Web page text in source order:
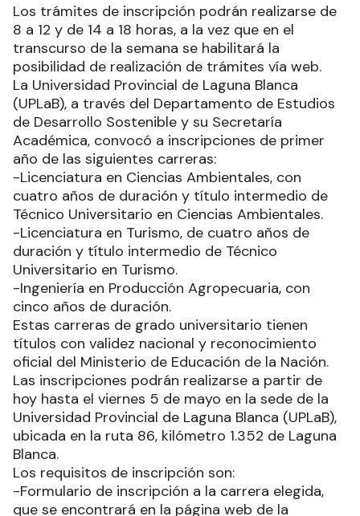
Los trámites de inscripción podrán realizarse de
8 a 12 y de 14 a 18 horas, a la vez que en el
transcurso de la semana se habilitará la
posibilidad de realización de trámites vía web.
La Universidad Provincial de Laguna Blanca
(UPLaB), a través del Departamento de Estudios
de Desarrollo Sostenible y su Secretaría
Académica, convocó a inscripciones de primer
año de las siguientes carreras:
-Licenciatura en Ciencias Ambientales, con
cuatro años de duración y título intermedio de
Técnico Universitario en Ciencias Ambientales.
-Licenciatura en Turismo, de cuatro años de
duración y título intermedio de Técnico
Universitario en Turismo.
-Ingeniería en Producción Agropecuaria, con
cinco años de duración.
Estas carreras de grado universitario tienen
títulos con validez nacional y reconocimiento
oficial del Ministerio de Educación de la Nación.
Las inscripciones podrán realizarse a partir de
hoy hasta el viernes 5 de mayo en la sede de la
Universidad Provincial de Laguna Blanca (UPLaB),
ubicada en la ruta 86, kilómetro 1.352 de Laguna
Blanca.
Los requisitos de inscripción son:
-Formulario de inscripción a la carrera elegida,
que se encontrará en la página web de la